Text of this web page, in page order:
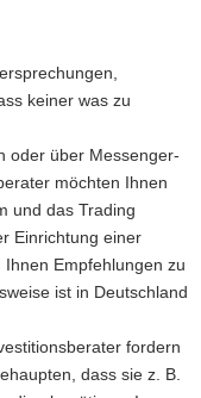
keiner was zu
oder über Messenger-
möchten Ihnen
und das Trading
Einrichtung einer
Empfehlungen zu
ist in Deutschland
fordern
dass sie z. B.